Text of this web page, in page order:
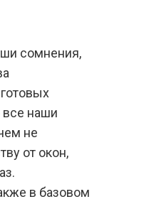
сомнения,
наши
не
от окон,
в базовом